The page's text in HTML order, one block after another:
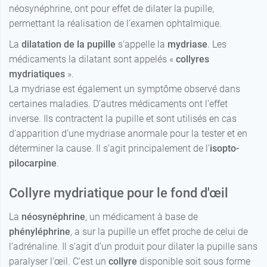
néosynéphrine, ont pour effet de dilater la pupille,
permettant la réalisation de l’examen ophtalmique.
La dilatation de la pupille s’appelle la mydriase . Les
médicaments la dilatant sont appelés « collyres
mydriatiques ».
La mydriase est également un symptôme observé dans
certaines maladies. D’autres médicaments ont l’effet
inverse. Ils contractent la pupille et sont utilisés en cas
d’apparition d’une mydriase anormale pour la tester et en
déterminer la cause. Il s’agit principalement de l’isopto-
pilocarpine
Collyre mydriatique pour le fond d'œil
La néosynéphrine, un médicament à base de
phényléphrine, a sur la pupille un effet proche de celui de
l’adrénaline. Il s’agit d’un produit pour dilater la pupille sans
paralyser l’œil. C’est un collyre disponible soit sous forme